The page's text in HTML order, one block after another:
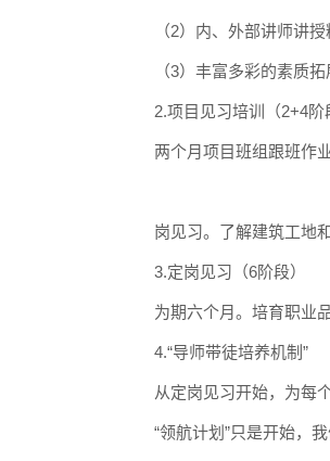
（2）内、外部讲师讲
（3）丰富多彩的素质拓
2.项目见习培训（2+4阶
两个月项目班组跟班作
岗见习。了解建筑工地
3.定岗见习（6阶段）
为期六个月。培育职业品
4.“导师带徒培养机制”
从定岗见习开始，为每
“领航计划 ”只是开始，